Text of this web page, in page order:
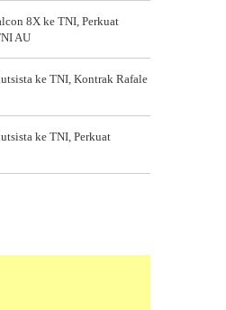
8X ke TNI, Perkuat
AU
ke TNI, Kontrak Rafale
ke TNI, Perkuat